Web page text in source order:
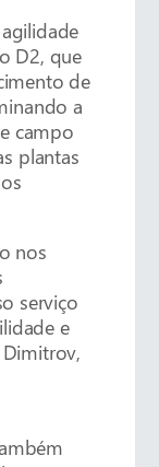
D2, que
de
a
campo
plantas
nos
serviço
e